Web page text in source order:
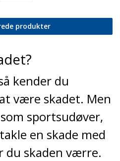
produkter
kender du
være skadet. Men
sportsudøver,
en skade med
du skaden værre.